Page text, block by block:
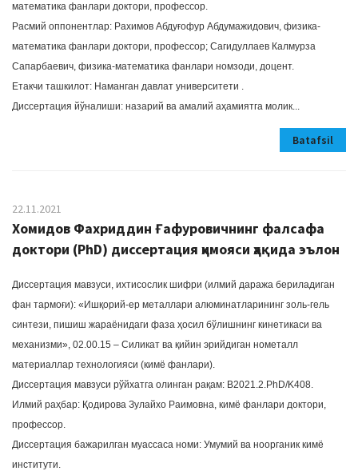
математика фанлари доктори, профессор.
Расмий оппонентлар: Рахимов Абдуғофур Абдумажидович, физика-
математика фанлари доктори, профессор; Сагидуллаев Калмурза
Сапарбаевич, физика-математика фанлари номзоди, доцент.
Етакчи ташкилот: Наманган давлат университети .
Диссертация йўналиши: назарий ва амалий аҳамиятга молик...
Batafsil
22.11.2021
Хомидов Фахриддин Ғафуровичнинг фалсафа
доктори (PhD) диссертация ҳимояси ҳақида эълон
Диссертация мавзуси, ихтисослик шифри (илмий даража бериладиган
фан тармоғи): «Ишқорий-ер металлари алюминатларининг золь-гель
синтези, пишиш жараёнидаги фаза ҳосил бўлишнинг кинетикаси ва
механизми», 02.00.15 – Силикат ва қийин эрийдиган нометалл
материаллар технологияси (кимё фанлари).
Диссертация мавзуси рўйхатга олинган рақам: В2021.2.PhD/K408.
Илмий раҳбар: Қодирова Зулайхо Раимовна, кимё фанлари доктори,
профессор.
Диссертация бажарилган муассаса номи: Умумий ва ноорганик кимё
институти.